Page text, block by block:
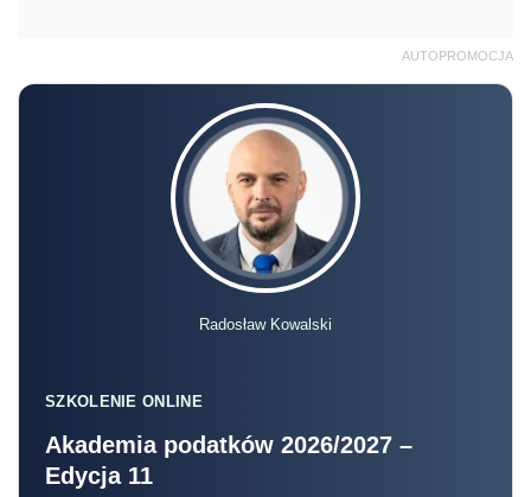
AUTOPROMOCJA
Radosław Kowalski
SZKOLENIE ONLINE
Akademia podatków 2026/2027 –
Edycja 11